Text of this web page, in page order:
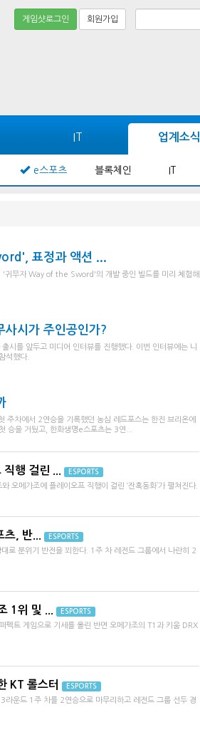
게임샷로그인 회원가입
IT 업계소식
e스포츠 블록체인 IT
표정과 액션 ...
'귀무자 Way of the Sword'의 개발 중인 빌드를 미리 체험해
시가 주인공인가?
를 앞두고 미디어 인터뷰를 진행했다. 이번 인터뷰에는 니
석했다.
주차에서 2연승을 기록했던 농심 레드포스는 한진 브리온에
승을 거뒀고, 한화생명e스포츠는 3연...
행 걸린 ... ESPORTS
오메가조에 플레이오프 직행이 걸린 ‘잔혹동화’가 펼쳐진다.
, 반... ESPORTS
로 분위기 반전을 꾀한다. 1주 차 레전드 그룹에서 나란히 2
1위 및 ... ESPORTS
펙트 게임으로 기세를 올린 반면 오메가조의 T1과 키움 DRX
KT 롤스터 ESPORTS
운드 1주 차를 2연승으로 마무리하고 레전드 그룹 선두 경